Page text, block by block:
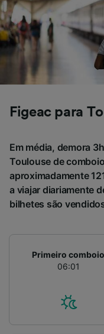
Figeac para
Em média, demora
Toulouse de
aproximadamente
a viajar diariamente
bilhetes são
Primeiro comboio
06:01
Usar dados
Verificar
dispositivo para
acessar
Publicidade e
medição de
de público e